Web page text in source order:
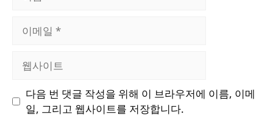
트
다음 번 댓글 작성을 위해 이 브라우저에 이름, 이메
일, 그리고 웹사이트를 저장합니다.